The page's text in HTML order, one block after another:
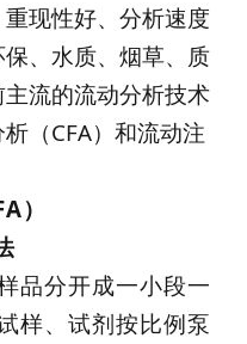
现性好、分析速度
、水质、烟草、质
流的流动分析技术
（CFA）和流动注
）
品分开成一小段一
样、试剂按比例泵